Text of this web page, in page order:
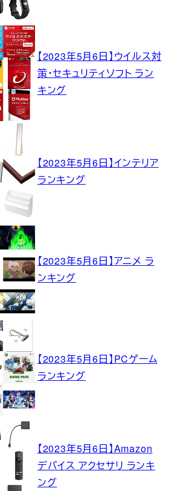
【2023年5月6日】ウイルス対
策・セキュリティソフト ラン
キング
【2023年5月6日】インテリア
ランキング
【2023年5月6日】アニメ ラ
ンキング
【2023年5月6日】PCゲーム
ランキング
【2023年5月6日】Amazon
デバイス アクセサリ ランキ
ング